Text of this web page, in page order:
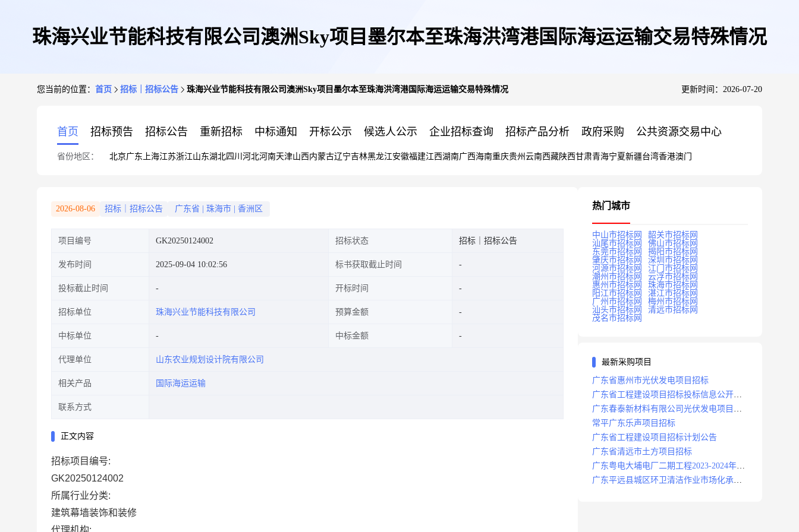
珠海兴业节能科技有限公司澳洲Sky项目墨尔本至珠海洪湾港国际海运运输交易特殊情况
您当前的位置： 首页 招标｜招标公告 珠海兴业节能科技有限公司澳洲Sky项目墨尔本至珠海洪湾港国际海运运输交易特殊情况 更新时间：2026-07-20
首页 招标预告 招标公告 重新招标 中标通知 开标公示 候选人公示 企业招标查询 招标产品分析 政府采购 公共资源交易中心
省份地区： 北京广东 上海江苏浙江山东湖北四川 河北河南天津山西内蒙古辽宁吉林黑龙江安徽福建江西湖南广西海南重庆贵州 云南西藏陕西甘肃青海宁夏新疆台湾香港澳门
2026-08-06 招标｜招标公告 广东省 珠海市 香洲区
项目编号 GK20250124002 招标状态 招标｜招标公告
发布时间 2025-09-04 10:02:56 标书获取截止时间
投标截止时间 开标时间
招标单位 珠海兴业节能科技有限公司 预算金额
中标单位 中标金额
代理单位 山东农业规划设计院有限公司
相关产品 国际海运运输
联系方式
正文内容
招标项目编号:
GK20250124002
所属行业分类:
建筑幕墙装饰和装修
代理机构:
热门城市
中山市招标网
韶关市招标网
汕尾市招标网
佛山市招标网
东莞市招标网
揭阳市招标网
肇庆市招标网
深圳市招标网
河源市招标网
江门市招标网
潮州市招标网
云浮市招标网
惠州市招标网
珠海市招标网
阳江市招标网
湛江市招标网
广州市招标网
梅州市招标网
汕头市招标网
清远市招标网
茂名市招标网
最新采购项目
广东省惠州市光伏发电项目招标
广东省工程建设项目招标投标信息公开目
录
广东春泰新材料有限公司光伏发电项目招
标
常平广东乐声项目招标
广东省工程建设项目招标计划公告
广东省清远市土方项目招标
广东粤电大埔电厂二期工程2023-2024年度
安保服务项目招标公告
广东平远县城区环卫清洁作业市场化承包